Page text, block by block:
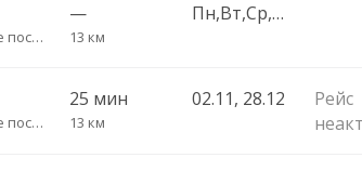
Заовражное поселок трасса
—
13 км
Пн,Вт,Ср,Чт,Пт,Сб
Заовражное поселок трасса
25 мин
13 км
02.11, 28.12
Рейс